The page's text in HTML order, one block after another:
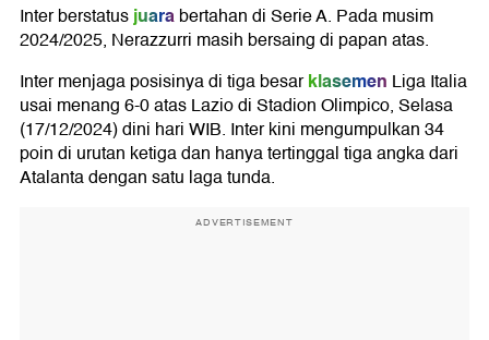
Inter berstatusjuarabertahan di Serie A. Pada musim
2024/2025, Nerazzurri masih bersaing di papan atas.
Inter menjaga posisinya di tiga besarklasemen Liga Italia
usai menang 6-0 atas Lazio di Stadion Olimpico, Selasa
(17/12/2024) dini hari WIB. Inter kini mengumpulkan 34
poin di urutan ketiga dan hanya tertinggal tiga angka dari
Atalanta dengan satu laga tunda.
ADVERTISEMENT